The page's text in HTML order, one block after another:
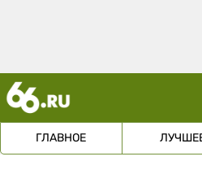
ГЛАВНОЕ